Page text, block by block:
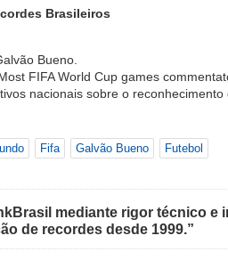
Brasileiros
Bueno.
FIFA World Cup games
nacionais sobre o
Fifa Galvão Bueno Futebol
mediante rigor técnico e
de recordes desde 1999.”